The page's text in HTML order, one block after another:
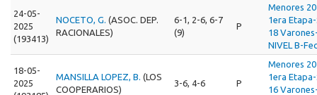
24-05-
2025
(193413)
NOCETO, G. (ASOC. DEP.
RACIONALES)
6-1, 2-6, 6-7
(9)
P
Menores
1era
18
NIVEL B-
18-05-
2025
MANSILLA LOPEZ, B. (LOS
COOPERARIOS)
3-6, 4-6 P
Menores
1era
16